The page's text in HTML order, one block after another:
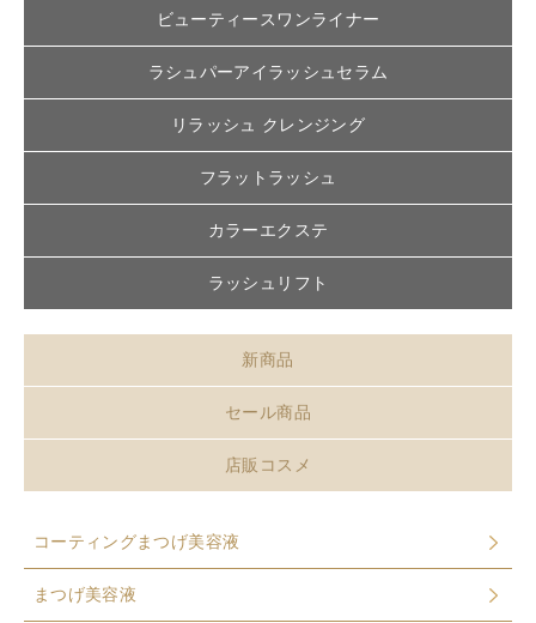
ビューティースワンライナー
ラシュパーアイラッシュセラム
リラッシュ クレンジング
フラットラッシュ
カラーエクステ
ラッシュリフト
新商品
セール商品
店販コスメ
コーティングまつげ美容液
まつげ美容液